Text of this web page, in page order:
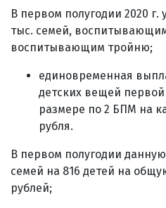
В первом полугодии 2020 г.
тыс. семей,
воспитывающим тройню;
единовременная
детских вещей
размере по 2 БПМ на
рубля.
В первом полугодии
семей на 816 детей на
рублей;